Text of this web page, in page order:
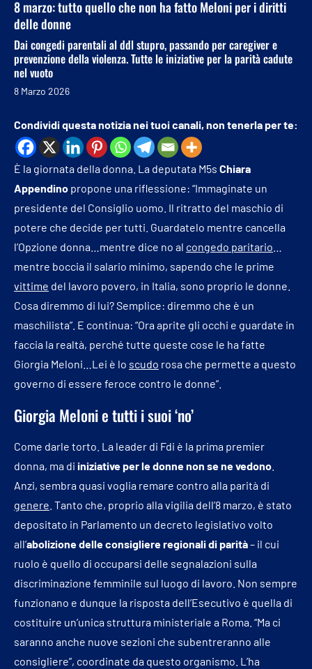
8 marzo: tutto quello che non ha fatto Meloni per i diritti
delle donne
Dai congedi parentali al ddl stupro, passando per caregiver e
prevenzione della violenza. Tutte le iniziative per la parità cadute
nel vuoto
8 Marzo 2026
Condividi questa notizia nei tuoi canali, non tenerla per te:
È la giornata della donna. La deputata M5s Chiara
Appendino propone una riflessione: “Immaginate un
presidente del Consiglio uomo. Il ritratto del maschio di
potere che decide per tutti. Guardatelo mentre cancella
l’Opzione donna…mentre dice no al congedo paritario
mentre boccia il salario minimo, sapendo che le prime
vittime del lavoro povero, in Italia, sono proprio le donne.
Cosa diremmo di lui? Semplice: diremmo che è un
maschilista”. E continua: “Ora aprite gli occhi e guardate in
faccia la realtà, perché tutte queste cose le ha fatte
Giorgia Meloni…Lei è lo scudo rosa che permette a questo
governo di essere feroce contro le donne”.
Giorgia Meloni e tutti i suoi ‘no’
Come darle torto. La leader di Fdi è la prima premier
donna, ma di iniziative per le donne non se ne vedono
Anzi, sembra quasi voglia remare contro alla parità di
genere . Tanto che, proprio alla vigilia dell’8 marzo, è stato
depositato in Parlamento un decreto legislativo volto
all’abolizione delle consigliere regionali di parità– il cui
ruolo è quello di occuparsi delle segnalazioni sulla
discriminazione femminile sul luogo di lavoro. Non sempre
funzionano e dunque la risposta dell’Esecutivo è quella di
costituire un’unica struttura ministeriale a Roma. “Ma ci
saranno anche nuove sezioni che subentreranno alle
consigliere”, coordinate da questo organismo. L’ha